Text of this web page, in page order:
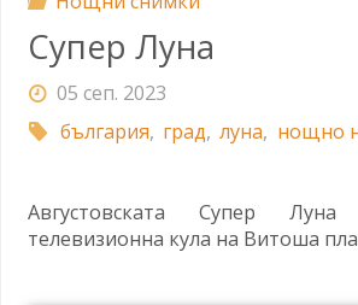
Супер Луна
05 сеп. 2023
българия, град, луна, нощно
Августовската Супер
телевизионна кула на Витоша